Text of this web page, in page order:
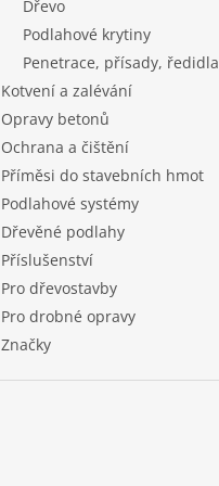
Dřevo
Podlahové krytiny
Penetrace, přísady, ředidla
Kotvení a zalévání
Opravy betonů
Ochrana a čištění
Příměsi do stavebních hmot
Podlahové systémy
Dřevěné podlahy
Příslušenství
Pro dřevostavby
Pro drobné opravy
Značky